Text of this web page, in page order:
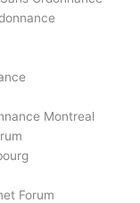
Montreal
Forum